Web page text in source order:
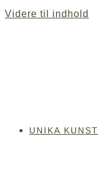
Videre til indhold
UNIKA KUNST